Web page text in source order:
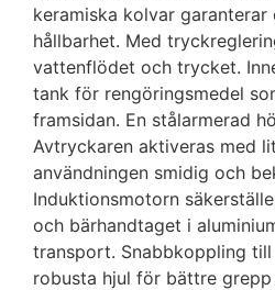
keramiska kolvar garanterar
hållbarhet. Med
vattenflödet och trycket.
tank för rengöringsmedel
framsidan. En stålarmerad
Avtryckaren aktiveras med
användningen smidig och
Induktionsmotorn
och bärhandtaget i
transport. Snabbkoppling
robusta hjul för bättre